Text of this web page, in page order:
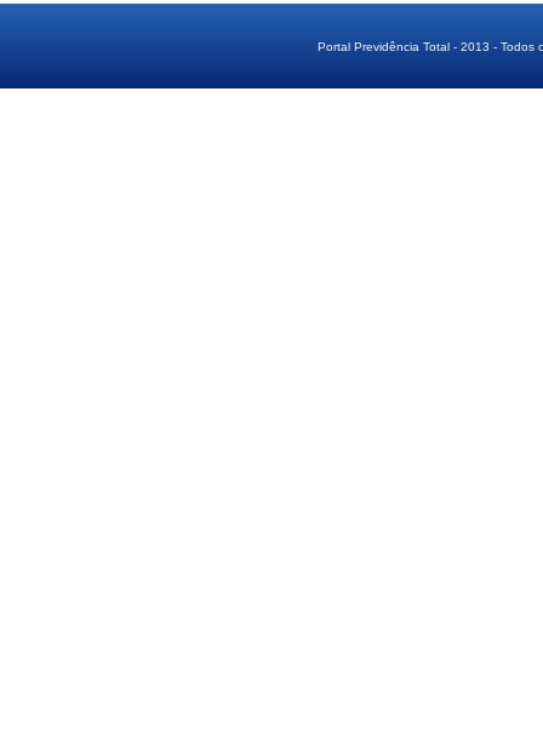
Portal Previdência Total - 2013 - Todos